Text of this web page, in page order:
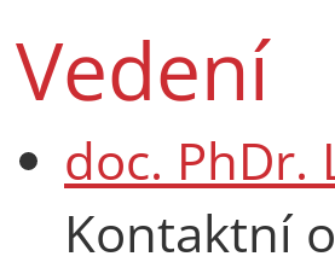
Vedení
doc. PhDr.
Kontaktní